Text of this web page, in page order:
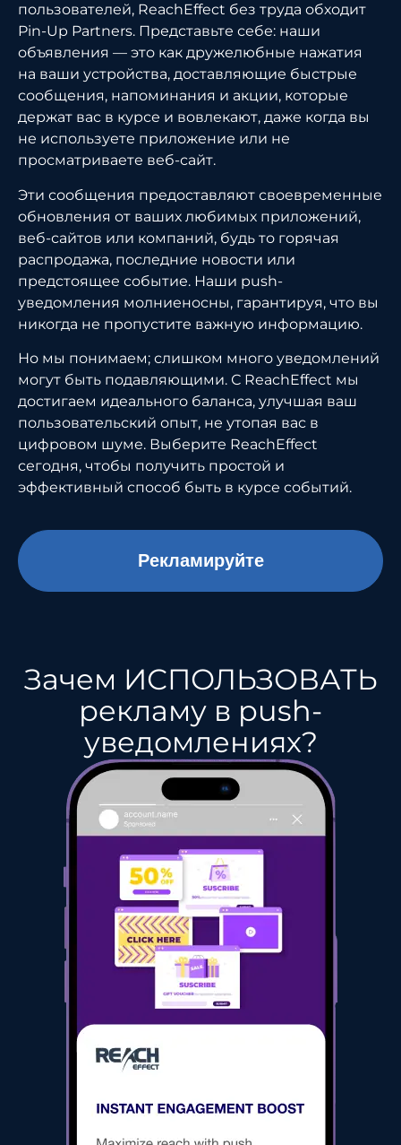
пользователей, ReachEffect без труда обходит
Pin-Up Partners. Представьте себе: наши
объявления — это как дружелюбные нажатия
на ваши устройства, доставляющие быстрые
сообщения, напоминания и акции, которые
держат вас в курсе и вовлекают, даже когда вы
не используете приложение или не
просматриваете веб-сайт.
Эти сообщения предоставляют своевременные
обновления от ваших любимых приложений,
веб-сайтов или компаний, будь то горячая
распродажа, последние новости или
предстоящее событие. Наши push-
уведомления молниеносны, гарантируя, что вы
никогда не пропустите важную информацию.
Но мы понимаем; слишком много уведомлений
могут быть подавляющими. С ReachEffect мы
достигаем идеального баланса, улучшая ваш
пользовательский опыт, не утопая вас в
цифровом шуме. Выберите ReachEffect
сегодня, чтобы получить простой и
эффективный способ быть в курсе событий.
Рекламируйте
Зачем ИСПОЛЬЗОВАТЬ
рекламу в push-
уведомлениях?